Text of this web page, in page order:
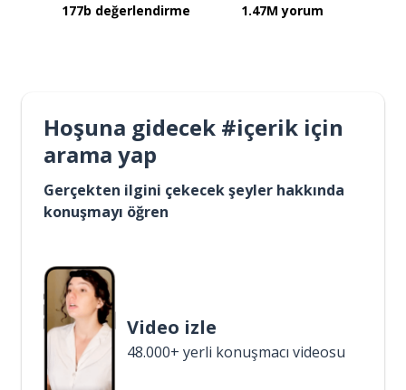
177b değerlendirme 1.47M yorum
Hoşuna gidecek #içerik için
arama yap
Gerçekten ilgini çekecek şeyler hakkında
konuşmayı öğren
Video izle
48.000+ yerli konuşmacı videosu